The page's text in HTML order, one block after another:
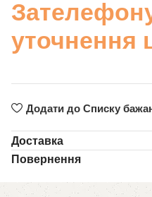
уточнення
Додати до Списку
Доставка
Повернення